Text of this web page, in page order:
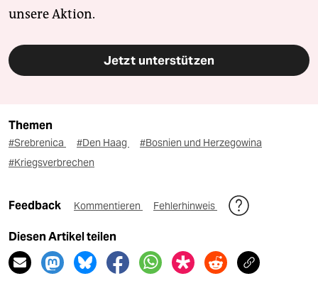
unsere Aktion.
Jetzt unterstützen
Themen
#Srebrenica #Den Haag
#Bosnien und Herzegowina
#Kriegsverbrechen
Feedback Kommentieren Fehlerhinweis
Diesen Artikel teilen